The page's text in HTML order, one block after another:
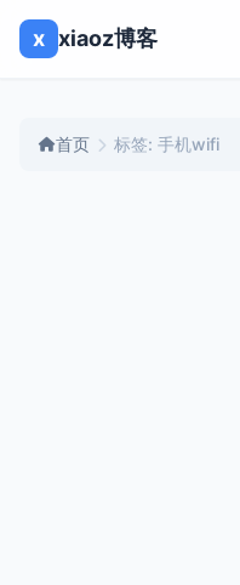
x xiaoz博客
首页 标签: 手机wifi